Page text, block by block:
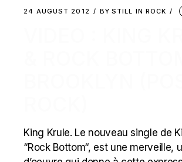
24 AUGUST 2012 BY STILL IN ROCK
King Krule. Le nouveau single de
“Rock Bottom“, est une merveille,